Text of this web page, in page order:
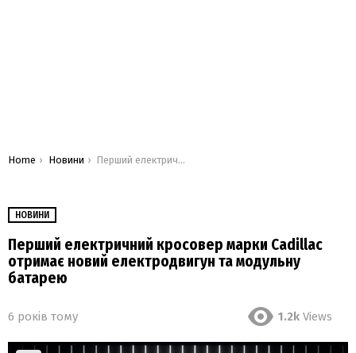
You are here:
Home Новини Перший електричний кросовер марки Cadillac отримає новий електродвигун та модульну батарею
НОВИНИ
Перший електричний кросовер марки Cadillac
отримає новий електродвигун та модульну
батарею
6 років тому 1.2k Views